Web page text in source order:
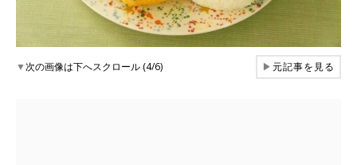
▼次の画像は下へスクロール (4/6) ▶元記事を見る